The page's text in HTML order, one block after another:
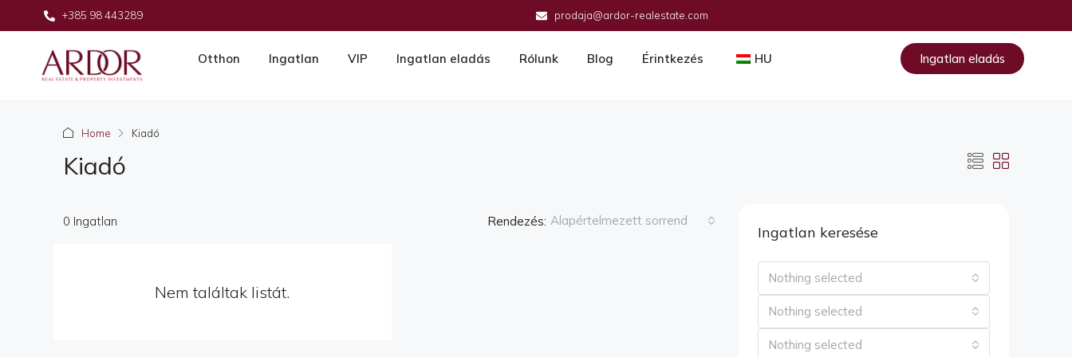
+385 98 443289 prodaja@ardor-realestate.com
Otthon Ingatlan VIP Ingatlan eladás Rólunk Blog Érintkezés HU Ingatlan eladás
Home Kiadó
Kiadó
0 Ingatlan Rendezés: Alapértelmezett sorrend
Nem találtak listát.
Ingatlan keresése
Nothing selected
Nothing selected
Nothing selected